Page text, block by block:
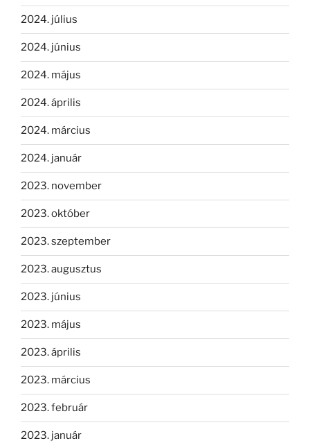
2024. július
2024. június
2024. május
2024. április
2024. március
2024. január
2023. november
2023. október
2023. szeptember
2023. augusztus
2023. június
2023. május
2023. április
2023. március
2023. február
2023. január